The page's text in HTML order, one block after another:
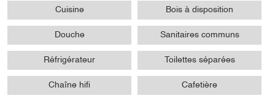
Cuisine Bois à disposition
Douche Sanitaires communs
Réfrigérateur Toilettes séparées
Chaîne hifi Cafetière